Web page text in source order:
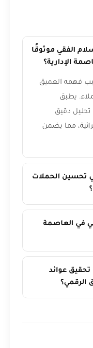
الفقي موثوقًا
الإدارية؟
فهمه العميق
يطبق
تحليل دقيق
مما يضمن
تحسين الحملات
في العاصمة
عوائد
الرقمي؟